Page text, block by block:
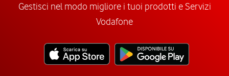
Gestisci nel modo migliore i tuoi prodotti e Servizi
Vodafone